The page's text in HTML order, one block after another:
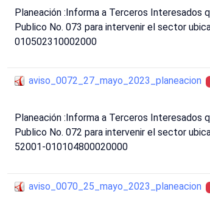
Planeación :Informa a Terceros Interesados
Publico No. 073 para intervenir el sector
010502310002000
aviso_0072_27_mayo_2023_planeacion
Planeación :Informa a Terceros Interesados
Publico No. 072 para intervenir el sector
52001-010104800020000
aviso_0070_25_mayo_2023_planeacion